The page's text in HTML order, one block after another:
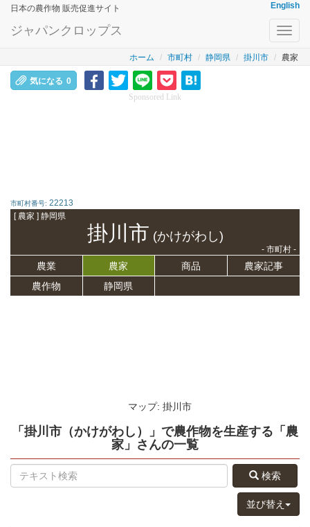
日本の農作物 販売促進サイト English
ジャパンクロップス
ホーム 市町村 静岡県 掛川市 農家
気になる 0
Sponsored Link
市町村番号: 22213
[ 農家 ] 静岡県
掛川市 (かけがわし)
- 市町村 -
農業 農家 商品
農家記事
農作物
静岡県
マップ: 掛川市
「掛川市（かけがわし）」 で農作物を生産する 「農
家」さんの一覧
検索
並び替え